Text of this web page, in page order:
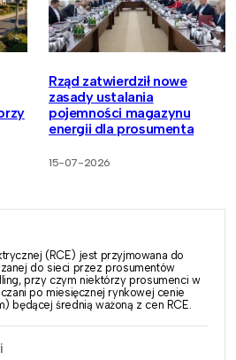
Rząd zatwierdził nowe
zasady ustalania
pojemności magazynu
energii dla prosumenta
15-07-2026
(RCE) jest przyjmowana do
do sieci przez prosumentów
przy czym niektórzy prosumenci w
po miesięcznej rynkowej cenie
będącej średnią ważoną z cen RCE.